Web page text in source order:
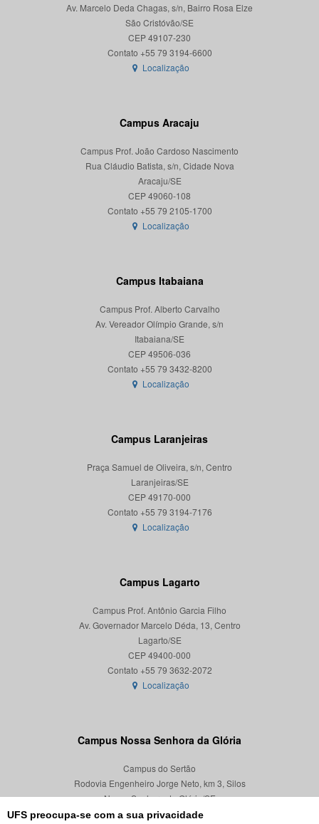
UFS preocupa-se com a sua privacidade
Av. Marcelo Deda Chagas, s/n, Bairro Rosa Elze
São Cristóvão/SE
CEP 49107-230
Localização
Campus Aracaju
Campus Prof. João Cardoso Nascimento
Rua Cláudio Batista, s/n, Cidade Nova
Aracaju/SE
CEP 49060-108
Localização
Campus Itabaiana
Campus Prof. Alberto Carvalho
Av. Vereador Olímpio Grande, s/n
Itabaiana/SE
CEP 49506-036
Localização
Campus Laranjeiras
Praça Samuel de Oliveira, s/n, Centro
Laranjeiras/SE
CEP 49170-000
Localização
Campus Lagarto
Campus Prof. Antônio Garcia Filho
Av. Governador Marcelo Déda, 13, Centro
Lagarto/SE
CEP 49400-000
Localização
Campus Nossa Senhora da Glória
Campus do Sertão
Rodovia Engenheiro Jorge Neto, km 3, Silos
Nossa Senhora da Glória/SE
CEP 49680-000